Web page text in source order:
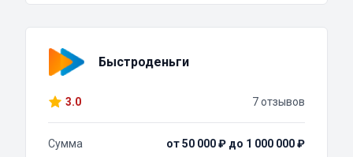
Быстроденьги
3.0 7 отзывов
Сумма
от 50 000 ₽ до 1 000 000 ₽